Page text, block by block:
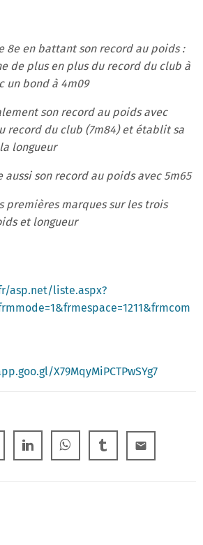
8e en battant son record au poids :
de plus en plus du record du club à
un bond à 4m09
son record au poids avec
record du club (7m84) et établit sa
longueur
son record au poids avec 5m65
premières marques sur les trois
et longueur
asp.net/liste.aspx?
X79MqyMiPCTPwSYg7
email